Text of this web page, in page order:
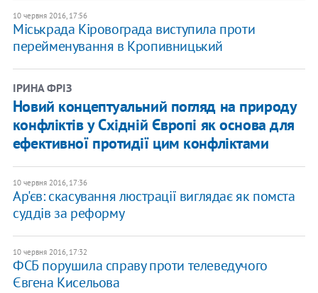
10 червня 2016, 17:56
Міськрада Кіровограда виступила проти
перейменування в Кропивницький
ІРИНА ФРІЗ
Новий концептуальний погляд на природу
конфліктів у Східній Європі як основа для
ефективної протидії цим конфліктами
10 червня 2016, 17:36
Ар'єв: скасування люстрації виглядає як помста
суддів за реформу
10 червня 2016, 17:32
ФСБ порушила справу проти телеведучого
Євгена Кисельова